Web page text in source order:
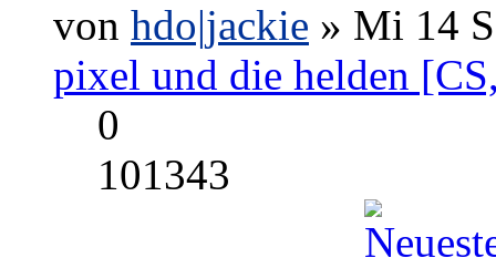
von hdo|jackie » Mi 14
pixel und die helden
0
101343